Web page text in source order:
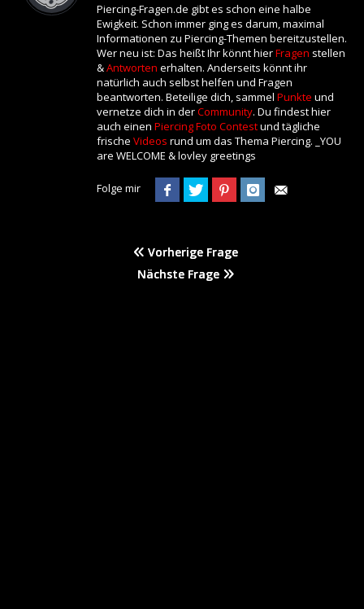
Piercing-Fragen.de gibt es schon eine halbe
Ewigkeit. Schon immer ging es darum, maximal
Informationen zu Piercing-Themen bereitzustellen.
Wer neu ist: Das heißt Ihr könnt hierFragen stellen
&Antworten erhalten. Anderseits könnt ihr
natürlich auch selbst helfen und Fragen
beantworten. Beteilige dich, sammel Punkte und
vernetze dich in derCommunity. Du findest hier
auch einen Piercing Foto Contestund tägliche
frische Videos rund um das Thema Piercing. _YOU
are WELCOME & lovley greetings
Folge mir
Vorherige Frage
Nächste Frage